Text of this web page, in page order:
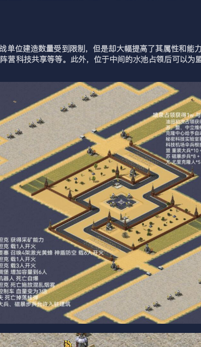
位建造数量受到限制，但是却大幅提高了其属性和能
营科技共享等等。此外，位于中间的水池占领后可以